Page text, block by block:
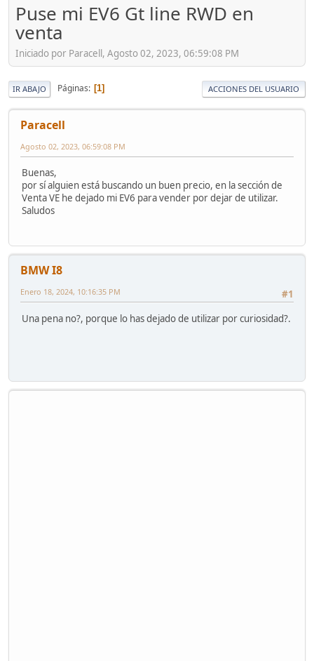
Puse mi EV6 Gt line RWD en
venta
Iniciado por Paracell, Agosto 02, 2023, 06:59:08 PM
IR ABAJO Páginas 1 ACCIONES DEL USUARIO
Paracell
Agosto 02, 2023, 06:59:08 PM
Buenas,
por sí alguien está buscando un buen precio, en la sección de
Venta VE he dejado mi EV6 para vender por dejar de utilizar.
Saludos
BMW I8
#1
Enero 18, 2024, 10:16:35 PM
Una pena no?, porque lo has dejado de utilizar por curiosidad?.